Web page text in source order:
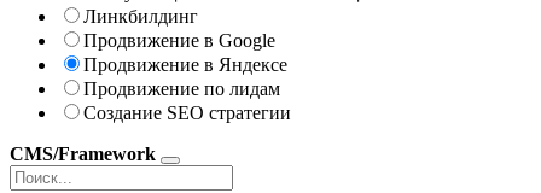
Линкбилдинг
Продвижение в Google
Продвижение в Яндексе
Продвижение по лидам
Создание SEO стратегии
CMS/Framework